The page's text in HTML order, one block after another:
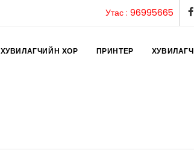
Утас : 96995665
ХУВИЛАГЧИЙН ХОР ПРИНТЕР ХУВИЛАГЧ